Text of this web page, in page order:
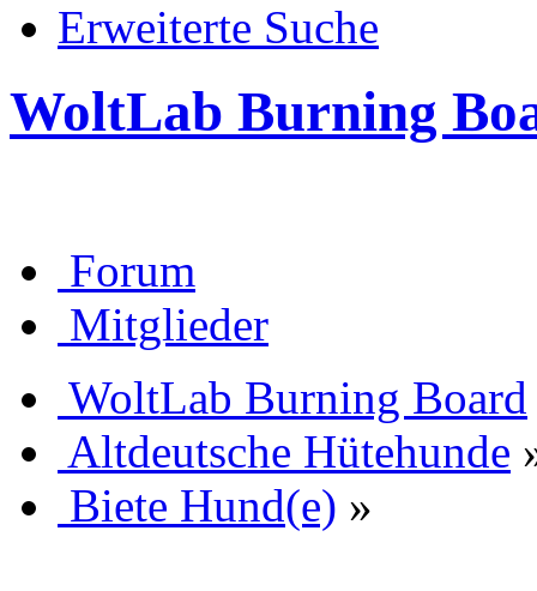
Erweiterte Suche
WoltLab Burning
Forum
Mitglieder
WoltLab Burning Board
Altdeutsche Hütehunde
Biete Hund(e) »